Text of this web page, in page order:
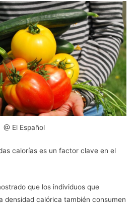
@ El Español
calorías es un factor clave en el
que los individuos que
densidad calórica también consumen